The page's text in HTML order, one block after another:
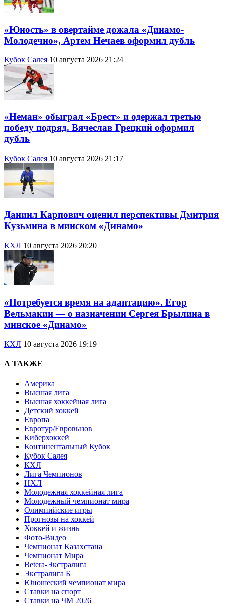
«Юность» в овертайме дожала «Динамо-
Молодечно», Артем Нечаев оформил дубль
Кубок Салея 10 августа 2026 21:24
«Неман» обыграл «Брест» и одержал третью
победу подряд. Вячеслав Грецкий оформил
дубль
Кубок Салея 10 августа 2026 21:17
Даниил Карпович оценил перспективы Дмитрия
Кузьмина в минском «Динамо»
КХЛ 10 августа 2026 20:20
«Потребуется время на адаптацию». Егор
Вельмакин — о назначении Сергея Брылина в
минское «Динамо»
КХЛ 10 августа 2026 19:19
А ТАКЖЕ
Америка
Высшая лига
Высшая хоккейная лига
Детский хоккей
Европа
Евротур/Евровызов
Киберхоккей
Континентальный Кубок
Кубок Салея
КХЛ
Лига Чемпионов
НХЛ
Молодежная хоккейная лига
Молодежный чемпионат мира
Олимпийские игры
Прогнозы на хоккей
Хоккей и жизнь
Фото-Видео
Чемпионат Казахстана
Чемпионат Мира
Betera-Экстралига
Экстралига Б
Юношеский чемпионат мира
Ставки на спорт
Ставки на ЧМ 2026